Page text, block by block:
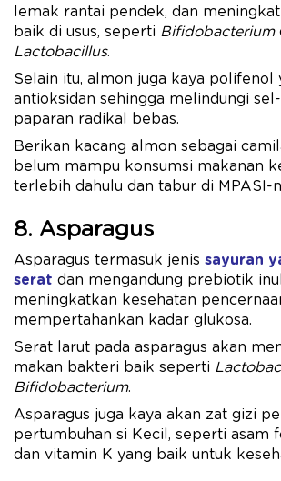
lemak rantai pendek, dan
baik di usus, seperti Bifidobacterium
Lactobacillus.
Selain itu, almon juga kaya polifenol
antioksidan sehingga melindungi
paparan radikal bebas.
Berikan kacang almon sebagai
belum mampu konsumsi makanan
terlebih dahulu dan tabur di MPASI-
8. Asparagus
Asparagus termasuk jenis sayuran
serat dan mengandung prebiotik
meningkatkan kesehatan
mempertahankan kadar glukosa.
Serat larut pada asparagus akan
makan bakteri baik seperti
Bifidobacterium.
Asparagus juga kaya akan zat gizi
pertumbuhan si Kecil, seperti asam
dan vitamin K yang baik untuk